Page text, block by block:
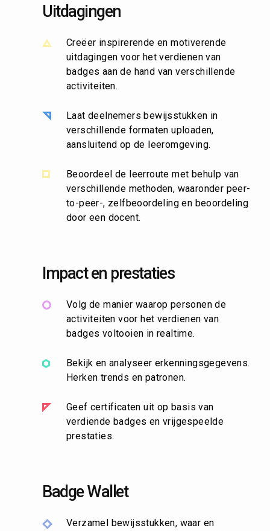
Uitdagingen
Creëer inspirerende en motiverende
uitdagingen voor het verdienen van
badges aan de hand van verschillende
activiteiten.
Laat deelnemers bewijsstukken in
verschillende formaten uploaden,
aansluitend op de leeromgeving.
Beoordeel de leerroute met behulp van
verschillende methoden, waaronder peer-
to-peer-, zelfbeoordeling en beoordeling
door een docent.
Impact en prestaties
Volg de manier waarop personen de
activiteiten voor het verdienen van
badges voltooien in realtime.
Bekijk en analyseer erkenningsgegevens.
Herken trends en patronen.
Geef certificaten uit op basis van
verdiende badges en vrijgespeelde
prestaties.
Badge Wallet
Verzamel bewijsstukken, waar en